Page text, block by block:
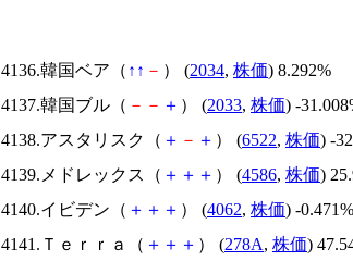
4136.韓国ベア（ ↑ ↑ － ） (2034, 株価) 8.292%
4137.韓国ブル（ － － ＋ ） (2033, 株価) -
4138.アスタリスク（ ＋ － ＋ ） (6522, 株価) -
4139.メドレックス（ ＋ ＋ ＋ ） (4586, 株価)
4140.イビデン（ ＋ ＋ ＋ ） (4062, 株価) -0.471%
4141.Ｔｅｒｒａ（ ＋ ＋ ＋ ） (278A, 株価)